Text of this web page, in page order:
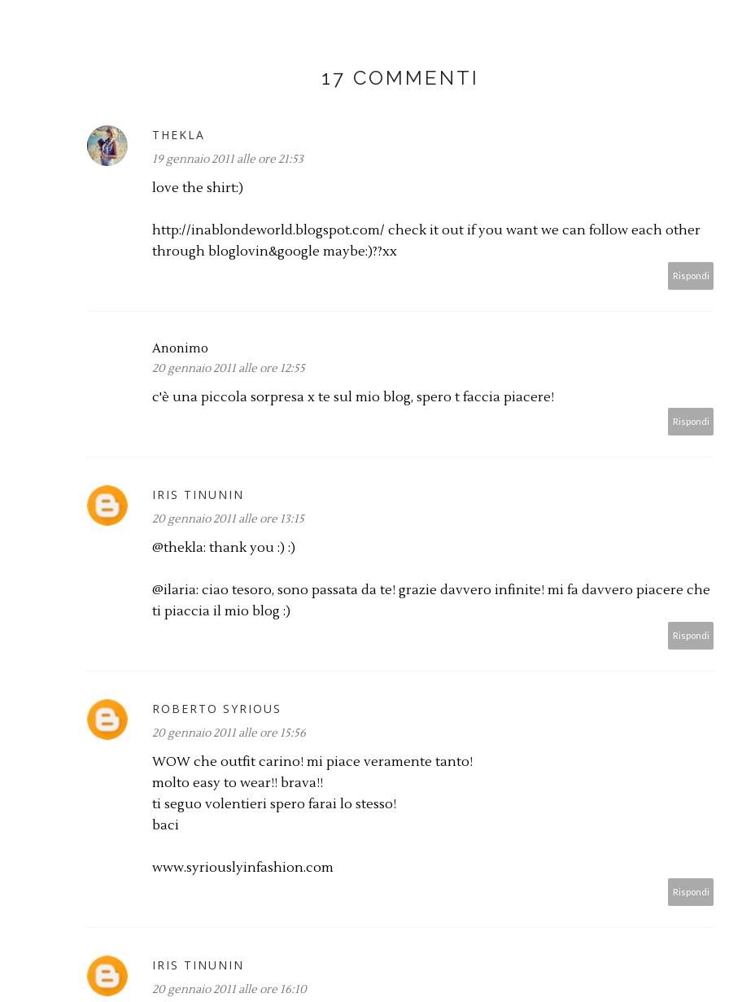
17 COMMENTI
THEKLA
19 gennaio 2011 alle ore 21:53
love the shirt:)
http://inablondeworld.blogspot.com/ check it out if you want we can follow each other
through bloglovin&google maybe:)??xx
Rispondi
Anonimo
20 gennaio 2011 alle ore 12:55
c'è una piccola sorpresa x te sul mio blog, spero t faccia piacere!
Rispondi
IRIS TINUNIN
20 gennaio 2011 alle ore 13:15
@thekla: thank you :) :)
@ilaria: ciao tesoro, sono passata da te! grazie davvero infinite! mi fa davvero piacere che
ti piaccia il mio blog :)
Rispondi
ROBERTO SYRIOUS
20 gennaio 2011 alle ore 15:56
WOW che outfit carino! mi piace veramente tanto!
molto easy to wear!! brava!!
ti seguo volentieri spero farai lo stesso!
baci
www.syriouslyinfashion.com
Rispondi
IRIS TINUNIN
20 gennaio 2011 alle ore 16:10